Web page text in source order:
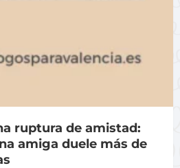
ruptura de amistad:
amiga duele más de